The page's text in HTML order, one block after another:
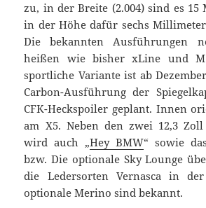
zu, in der Breite (2.004) sind es
in der Höhe dafür sechs Millimeter
Die bekannten Ausführungen
heißen wie bisher xLine und
sportliche Variante ist ab
Carbon-Ausführung der
CFK-Heckspoiler geplant. Innen
am X5. Neben den zwei 12,3 Zoll
wird auch „Hey BMW“ sowie
bzw. Die optionale Sky Lounge
die Ledersorten Vernasca in
optionale Merino sind bekannt.